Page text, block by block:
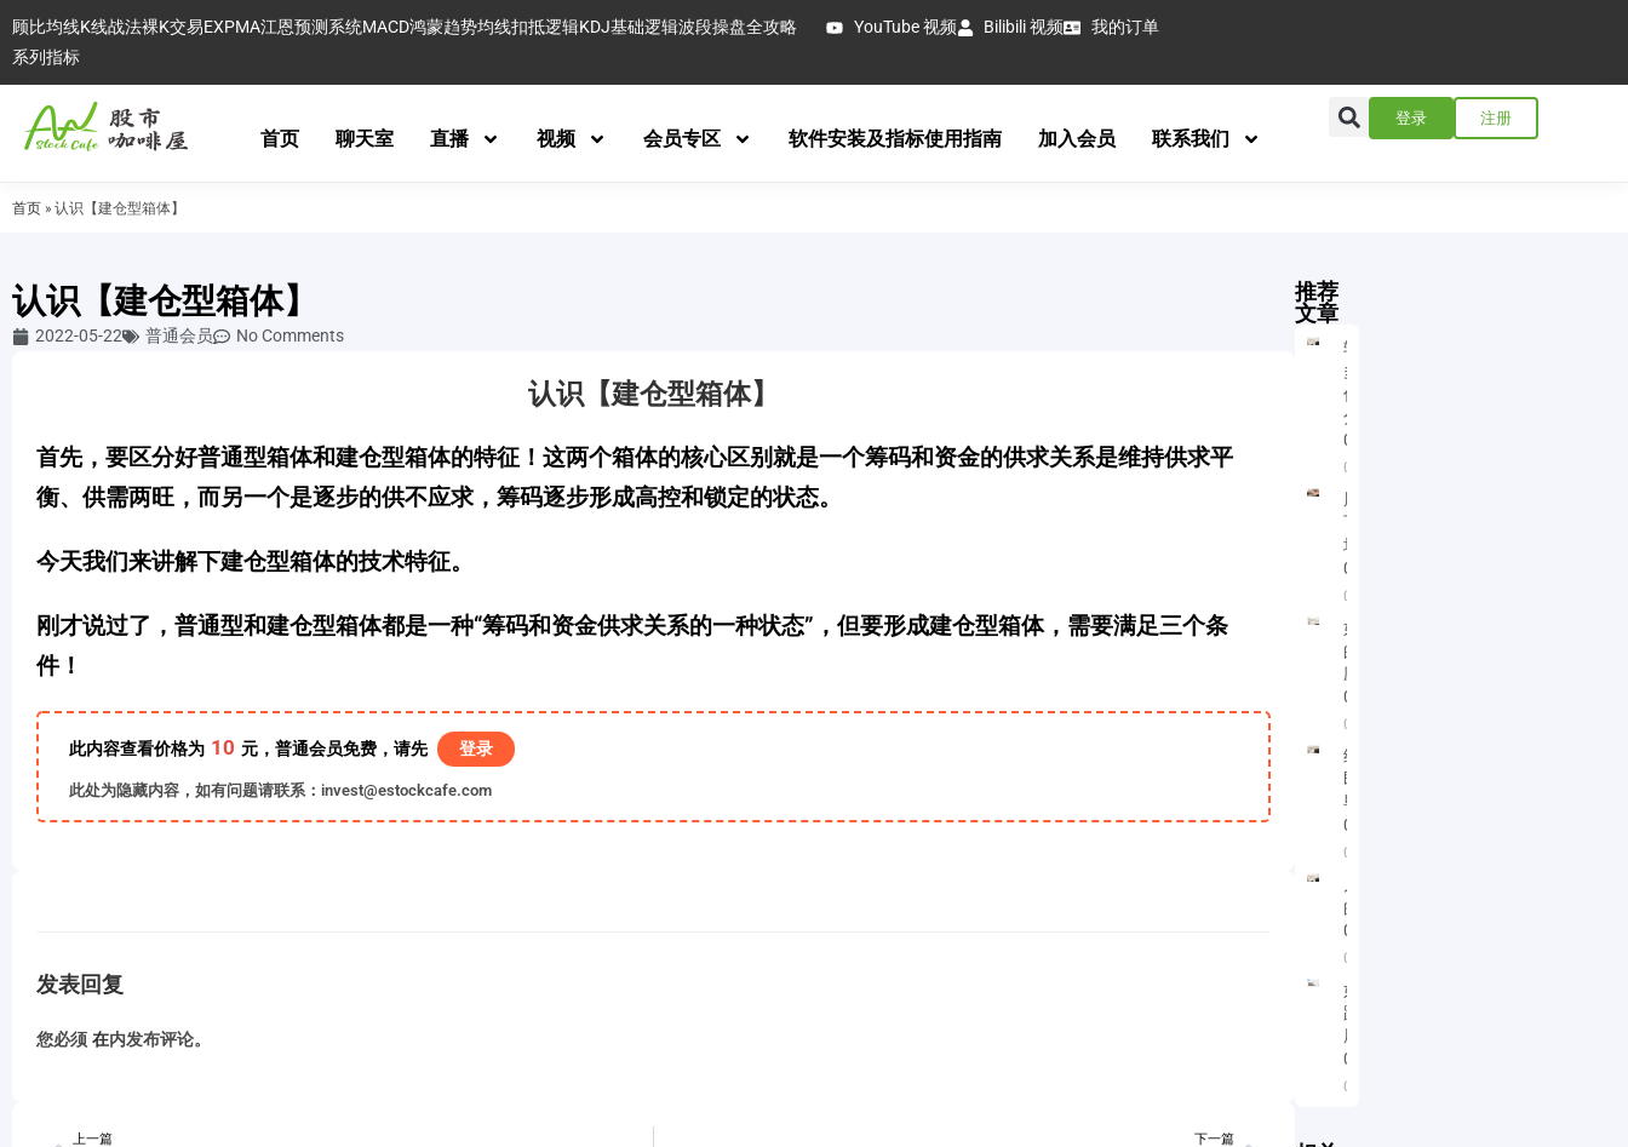
顾比均线K线战法裸K交易EXPMA江恩预测系统MACD鸿蒙趋势均线扣抵逻辑KDJ基础逻辑波段操盘全攻略
系列指标
YouTube 视频 Bilibili 视频 我的订单
首页 聊天室 直播 视频 会员专区 软件安装及指标使用指南 加入会员 联系我们
登录 注册
首页 » 认识【建仓型箱体】
认识【建仓型箱体】
2022-05-22 普通会员 No Comments
认识【建仓型箱体】
首先，要区分好普通型箱体和建仓型箱体的特征！这两个箱体的核心区别就是一个筹码和资金的供求关系是维持供求平
衡、供需两旺，而另一个是逐步的供不应求，筹码逐步形成高控和锁定的状态。
今天我们来讲解下建仓型箱体的技术特征。
刚才说过了，普通型和建仓型箱体都是一种“筹码和资金供求关系的一种状态”，但要形成建仓型箱体，需要满足三个条
件！
此内容查看价格为 10 元，普通会员免费，请先 登录
此处为隐藏内容，如有问题请联系：invest@estockcafe.com
发表回复
您必须 在内发布评论。
上一篇 下一篇
推荐
文章
转换思路看
多市场 BE操
作的失误点
分析
08/03/2026
08/03/2026
下周重点板
块
08/02/2026
08/02/2026
如何看今天
的反弹 怎么
应对
07/30/2026
07/30/2026
纳指顶背离
即将修复完
毕
07/29/2026
07/29/2026
的个股
07/20/2026
07/20/2026
如何判断下
跌即将进入
尾声
07/20/2026
07/20/2026